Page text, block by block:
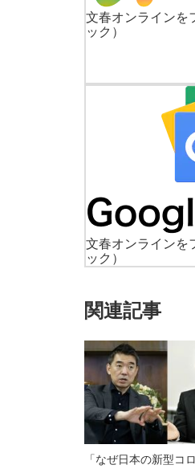
文春オンラインを
ック）
文春オンラインを
ック）
関連記事
「なぜ日本の新型コ